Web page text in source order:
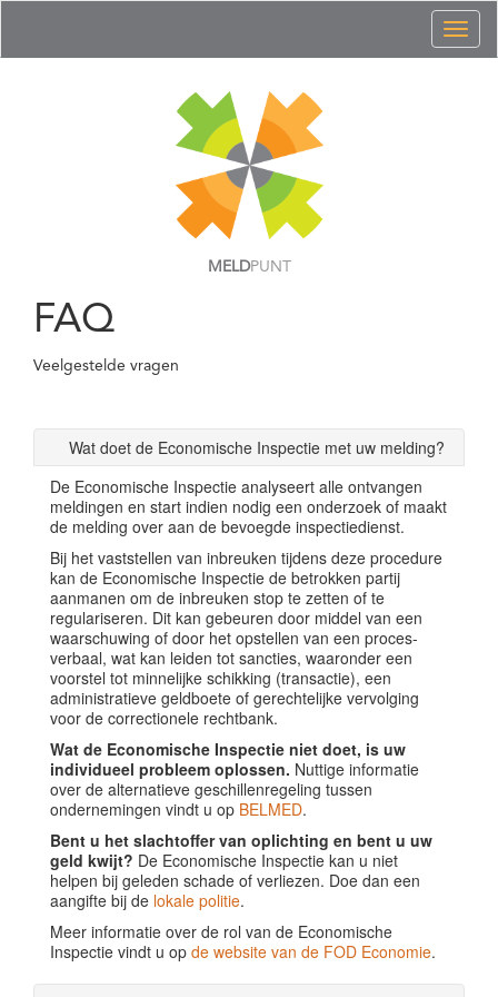
MELDPUNT
FAQ
Veelgestelde vragen
Wat doet de Economische Inspectie met uw melding?
De Economische Inspectie analyseert alle ontvangen
meldingen en start indien nodig een onderzoek of maakt
de melding over aan de bevoegde inspectiedienst.
Bij het vaststellen van inbreuken tijdens deze procedure
kan de Economische Inspectie de betrokken partij
aanmanen om de inbreuken stop te zetten of te
regulariseren. Dit kan gebeuren door middel van een
waarschuwing of door het opstellen van een proces-
verbaal, wat kan leiden tot sancties, waaronder een
voorstel tot minnelijke schikking (transactie), een
administratieve geldboete of gerechtelijke vervolging
voor de correctionele rechtbank.
Wat de Economische Inspectie niet doet, is uw
individueel probleem oplossen. Nuttige informatie
over de alternatieve geschillenregeling tussen
ondernemingen vindt u op BELMED.
Bent u het slachtoffer van oplichting en bent u uw
geld kwijt? De Economische Inspectie kan u niet
helpen bij geleden schade of verliezen. Doe dan een
aangifte bij de lokale politie.
Meer informatie over de rol van de Economische
Inspectie vindt u op de website van de FOD Economie.